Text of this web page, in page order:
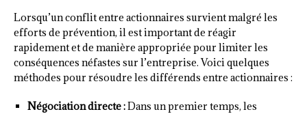
Lorsqu’un conflit entre actionnaires survient malgré les
efforts de prévention, il est important de réagir
rapidement et de manière appropriée pour limiter les
conséquences néfastes sur l’entreprise. Voici quelques
méthodes pour résoudre les différends entre actionnaires :
Négociation directe :Dans un premier temps, les